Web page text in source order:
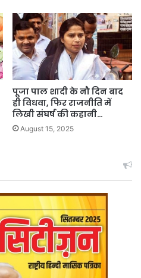
पूजा पाल शादी के नौ दिन बाद
ही विधवा, फिर राजनीति में
लिखी संघर्ष की कहानी…
August 15, 2025